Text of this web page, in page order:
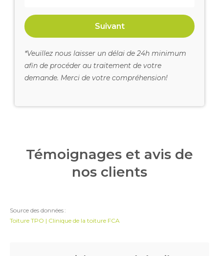
Suivant
*Veuillez nous laisser un délai de 24h minimum
afin de procéder au traitement de votre
demande. Merci de votre compréhension!
Témoignages et avis de
nos clients
Source des données :
Toiture TPO | Clinique de la toiture FCA